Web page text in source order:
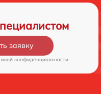
заявку
конфиденциальности